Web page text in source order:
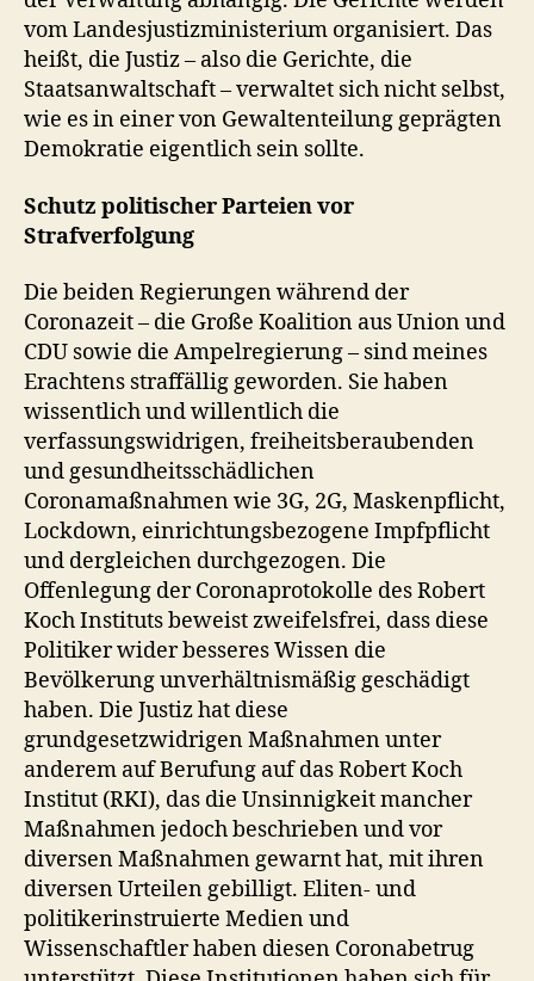
vom Landesjustizministerium organisiert. Das
heißt, die Justiz – also die Gerichte, die
Staatsanwaltschaft – verwaltet sich nicht selbst,
wie es in einer von Gewaltenteilung geprägten
Demokratie eigentlich sein sollte.
Schutz politischer Parteien vor
Strafverfolgung
Die beiden Regierungen während der
Coronazeit – die Große Koalition aus Union und
CDU sowie die Ampelregierung – sind meines
Erachtens straffällig geworden. Sie haben
wissentlich und willentlich die
verfassungswidrigen, freiheitsberaubenden
und gesundheitsschädlichen
Coronamaßnahmen wie 3G, 2G, Maskenpflicht,
Lockdown, einrichtungsbezogene Impfpflicht
und dergleichen durchgezogen. Die
Offenlegung der Coronaprotokolle des Robert
Koch Instituts beweist zweifelsfrei, dass diese
Politiker wider besseres Wissen die
Bevölkerung unverhältnismäßig geschädigt
haben. Die Justiz hat diese
grundgesetzwidrigen Maßnahmen unter
anderem auf Berufung auf das Robert Koch
Institut (RKI), das die Unsinnigkeit mancher
Maßnahmen jedoch beschrieben und vor
diversen Maßnahmen gewarnt hat, mit ihren
diversen Urteilen gebilligt. Eliten- und
politikerinstruierte Medien und
Wissenschaftler haben diesen Coronabetrug